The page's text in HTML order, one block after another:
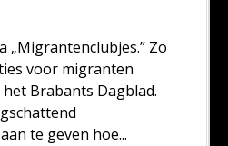
„Migrantenclubjes.” Zo
voor migranten
Brabants Dagblad.
te geven hoe...